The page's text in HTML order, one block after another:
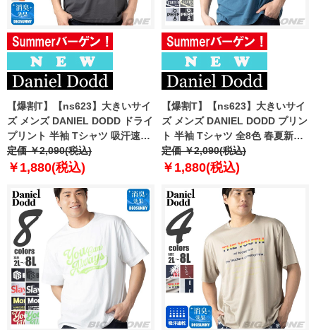
【爆割T】【ns623】大きいサイ
ズ メンズ DANIEL DODD ドライ
プリント 半袖 Tシャツ 吸汗速乾
春夏新作 azt-2602dry2 【fre】
定価 ￥2,090(税込)
￥1,880(税込)
【爆割T】【ns623】大きいサイ
ズ メンズ DANIEL DODD プリン
ト 半袖 Tシャツ 全8色 春夏新作
azt-2602pt3 【fre】
定価 ￥2,090(税込)
￥1,880(税込)